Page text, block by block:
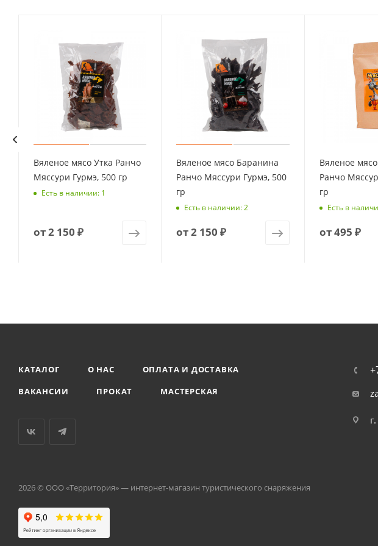
Вяленое мясо Утка Ранчо
Мяссури Гурмэ, 500 гр
Есть в наличии: 1
от2 150 ₽
Вяленое мясо Баранина
Ранчо Мяссури Гурмэ, 500
гр
Есть в наличии: 2
от2 150 ₽
Вяленое
Ранчо
гр
Есть в
от495 ₽
КАТАЛОГ О НАС
ОПЛАТА И ДОСТАВКА
ВАКАНСИИ
ПРОКАТ МАСТЕРСКАЯ
2026 © ООО «Территория» — интернет-магазин туристического снаряжения